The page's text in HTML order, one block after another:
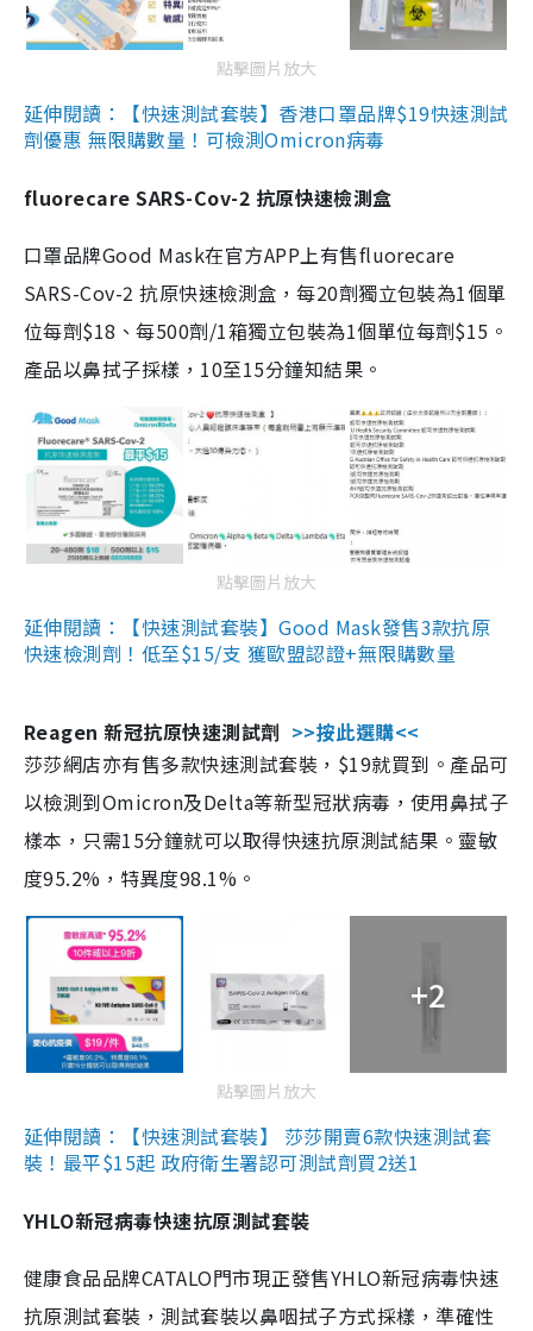
點擊圖片放大
延伸閱讀：【快速測試套裝】香港口罩品牌$19快速測試
劑優惠 無限購數量！可檢測Omicron病毒
fluorecare SARS-Cov-2 抗原快速檢測盒
口罩品牌Good Mask在官方APP上有售fluorecare
SARS-Cov-2 抗原快速檢測盒，每20劑獨立包裝為1個單
位每劑$18、每500劑/1箱獨立包裝為1個單位每劑$15。
產品以鼻拭子採樣，10至15分鐘知結果。
點擊圖片放大
延伸閱讀：【快速測試套裝】Good Mask發售3款抗原
快速檢測劑！低至$15/支 獲歐盟認證+無限購數量
Reagen 新冠抗原快速測試劑 >>按此選購<<
莎莎網店亦有售多款快速測試套裝，$19就買到。產品可
以檢測到Omicron及Delta等新型冠狀病毒，使用鼻拭子
樣本，只需15分鐘就可以取得快速抗原測試結果。靈敏
度95.2%，特異度98.1%。
+2
點擊圖片放大
延伸閱讀：【快速測試套裝】 莎莎開賣6款快速測試套
裝！最平$15起 政府衛生署認可測試劑買2送1
YHLO新冠病毒快速抗原測試套裝
健康食品品牌CATALO門市現正發售YHLO新冠病毒快速
抗原測試套裝，測試套裝以鼻咽拭子方式採樣，準確性